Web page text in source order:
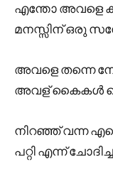
എന്തോ അവളെ
മനസ്സിന് ഒരു
അവളെ തന്നെ
അവള് കൈകൾ
നിറഞ്ഞ് വന്ന
പറ്റി എന്ന്